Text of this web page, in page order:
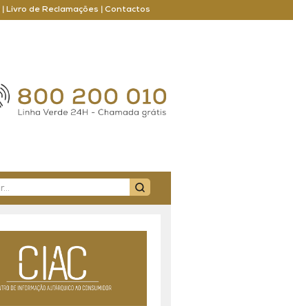
Livro de Reclamações Contactos